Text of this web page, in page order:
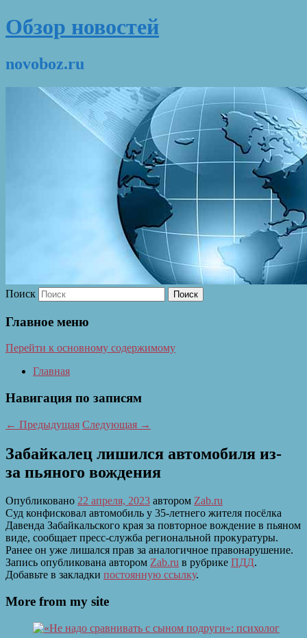
Обзор новостей
novoboz.ru
Поиск
Главное меню
Перейти к основному содержимому
Главная
Навигация по записям
← Предыдущая Следующая →
Забайкалец лишился автомобиля из-
за пьяного вождения
Опубликовано 22 апреля, 2023 автором Zab.ru
Суд конфисковал автомобиль у 35-летнего жителя посёлка
Давенда Забайкальского края за повторное вождение в пьяном
виде, сообщает пресс-служба региональной прокуратуры.
Ранее он уже лишался прав за аналогичное правонарушение.
Запись опубликована автором Zab.ru в рубрике ПДД.
Добавьте в закладки постоянную ссылку.
More from my site